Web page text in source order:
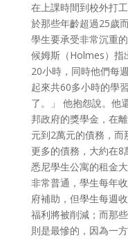
在上課時間到校外打
於那些年齡超過25歲
學生要承受非常沉重
候姆斯（Holmes）指
20小時，同時他們每
起來共60多小時的學
了。」 他抱怨說。他
邦政府的獎學金，在
元到2萬元的債務，
更多的債務，大約在8
悉尼學生公寓的租金
非常普通，學生每年
府補助，但學生每週
福利將被削減；而那
則是最慘的，因為一